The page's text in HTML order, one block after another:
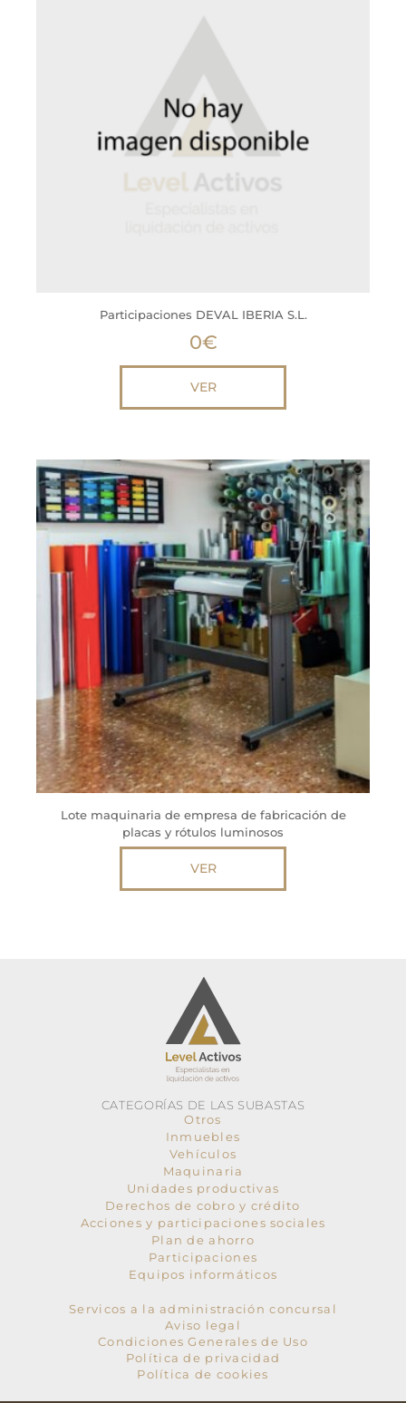
Participaciones DEVAL IBERIA S.L.
0€
VER
Lote maquinaria de empresa de fabricación de
placas y rótulos luminosos
VER
CATEGORÍAS DE LAS SUBASTAS
Otros
Inmuebles
Vehículos
Maquinaria
Unidades productivas
Derechos de cobro y crédito
Acciones y participaciones sociales
Plan de ahorro
Participaciones
Equipos informáticos
Servicos a la administración concursal
Aviso legal
Condiciones Generales de Uso
Política de privacidad
Política de cookies